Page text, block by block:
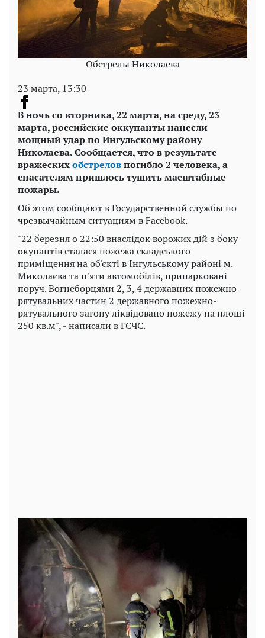
Обстрелы Николаева
23 марта, 13:30
В ночь со вторника, 22 марта, на среду, 23
марта, российские оккупанты нанесли
мощный удар по Ингульскому району
Николаева. Сообщается, что в результате
вражескихобстреловпогибло 2 человека, а
спасателям пришлось тушить масштабные
пожары.
Об этом сообщают в Государственной службы по
чрезвычайным ситуациям в Facebook.
"22 березня о 22:50 внаслідок ворожих дій з боку
окупантів сталася пожежа складського
приміщення на об'єкті в Інгульському районі м.
Миколаєва та п'яти автомобілів, припарковані
поруч. Вогнеборцями 2, 3, 4 державних пожежно-
рятувальних частин 2 державного пожежно-
рятувального загону ліквідовано пожежу на площі
250 кв.м", - написали в ГСЧС.